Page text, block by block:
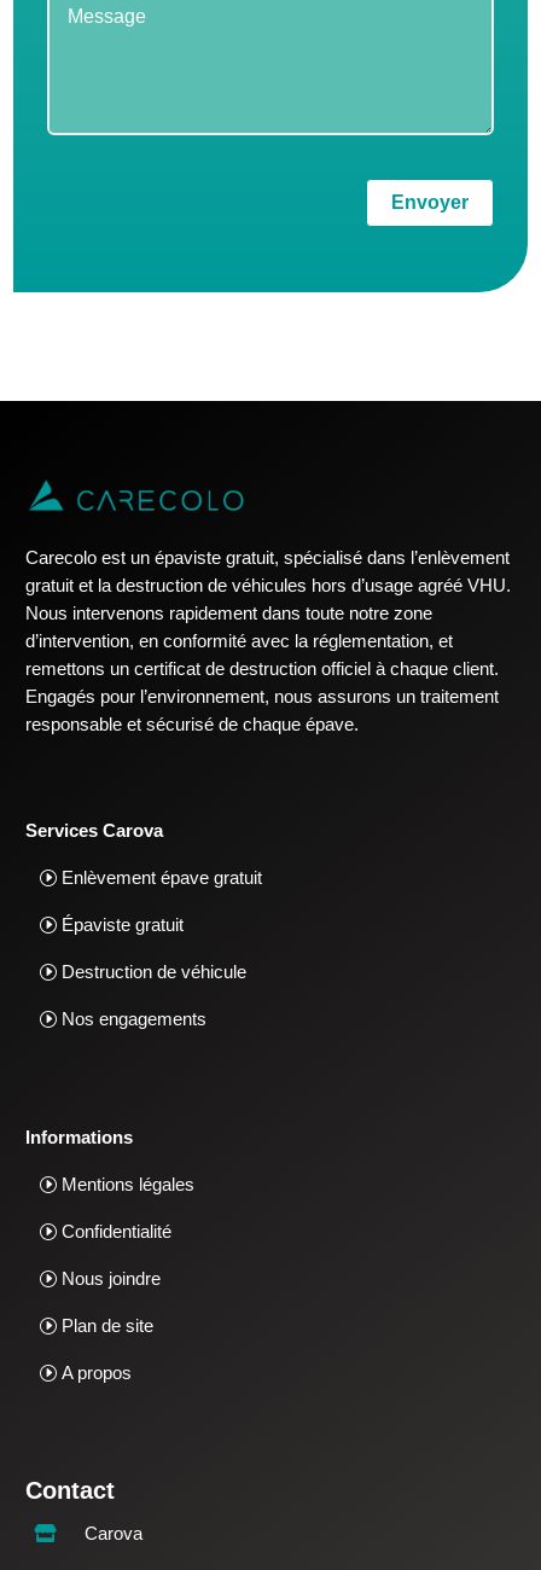
Envoyer
Carecolo est un épaviste gratuit, spécialisé dans l’enlèvement
gratuit et la destruction de véhicules hors d’usage agréé VHU.
Nous intervenons rapidement dans toute notre zone
d’intervention, en conformité avec la réglementation, et
remettons un certificat de destruction officiel à chaque client.
Engagés pour l’environnement, nous assurons un traitement
responsable et sécurisé de chaque épave.
Services Carova
Enlèvement épave gratuit
Épaviste gratuit
Destruction de véhicule
Nos engagements
Informations
Mentions légales
Confidentialité
Nous joindre
Plan de site
A propos
Contact
 Carova